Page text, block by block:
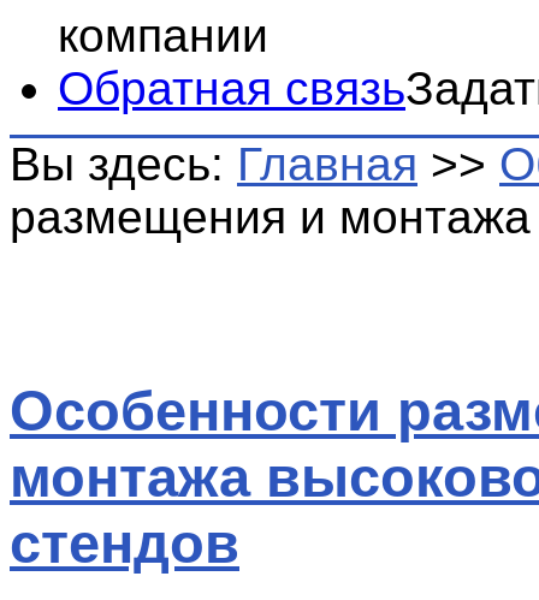
компании
Обратная связь
Вы здесь: Главная >>
размещения и монтажа
Особенности
монтажа
стендов